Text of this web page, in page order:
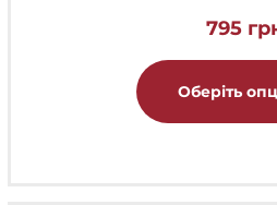
795
Оберіть